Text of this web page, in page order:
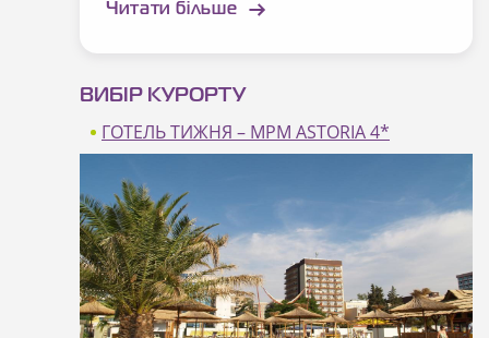
Читати більше
ВИБІР КУРОРТУ
ГОТЕЛЬ ТИЖНЯ – MPM ASTORIA 4*
Astoria 4*